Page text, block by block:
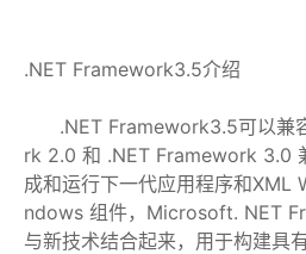
.NET Framework3.5介绍
.NET Framework3.5可以兼
rk 2.0 和 .NET Framework 3.0
成和运行下一代应用程序和XML
ndows 组件，Microsoft. NET
与新技术结合起来，用于构建具